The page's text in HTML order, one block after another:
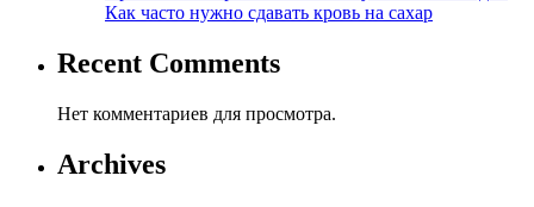
Как часто нужно сдавать кровь на сахар
Recent Comments
Нет комментариев для просмотра.
Archives